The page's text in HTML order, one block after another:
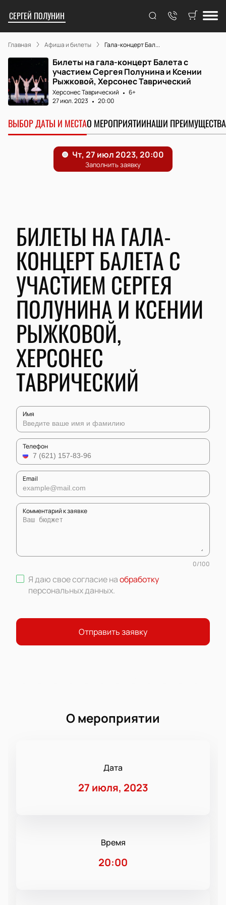
СЕРГЕЙ ПОЛУНИН
Главная Афиша и билеты Гала-концерт Бал...
Билеты на гала-концерт Балета с
участием Сергея Полунина и Ксении
Рыжковой, Херсонес Таврический
Херсонес Таврический
6+
27 июл. 2023
20:00
ВЫБОР ДАТЫ И МЕСТАО МЕРОПРИЯТИИНАШИ ПРЕИМУЩЕСТВА
БИЛЕТЫ НА ГАЛА-
КОНЦЕРТ БАЛЕТА С
УЧАСТИЕМ СЕРГЕЯ
ПОЛУНИНА И КСЕНИИ
РЫЖКОВОЙ,
ХЕРСОНЕС
ТАВРИЧЕСКИЙ
Имя
Телефон
Email
Комментарий к заявке
0/100
Я даю свое согласие наобработку
персональных данных.
Отправить заявку
О мероприятии
Дата
27 июля, 2023
Время
20:00